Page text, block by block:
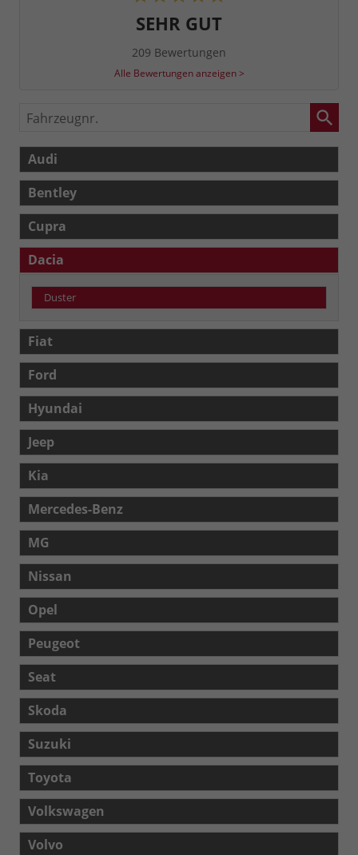
SEHR GUT
209 Bewertungen
Alle Bewertungen anzeigen >
Fahrzeugnr.
Audi
Bentley
Cupra
Dacia
Duster
Fiat
Ford
Hyundai
Jeep
Kia
Mercedes-Benz
MG
Nissan
Opel
Peugeot
Seat
Skoda
Suzuki
Toyota
Volkswagen
Volvo